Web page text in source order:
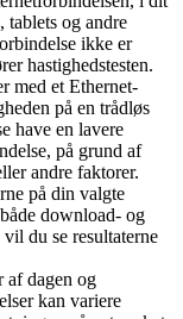
tablets og andre
ikke er
hastighedstesten.
med et Ethernet-
på en trådløs
have en lavere
på grund af
andre faktorer.
på din valgte
download- og
du se resultaterne
af dagen og
kan variere